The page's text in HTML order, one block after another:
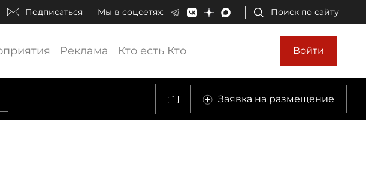
Подписаться Мы в соцсетях: Поиск по сайту
Реклама Кто есть Кто Войти
Заявка на размещение